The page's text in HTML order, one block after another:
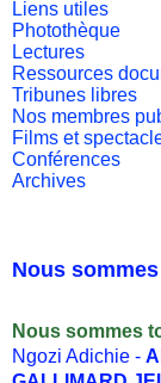
Liens utiles
Photothèque
Lectures
Ressources
Tribunes libres
Nos membres
Films et
Conférences
Archives
Nous
Nous sommes
Ngozi Adichie -